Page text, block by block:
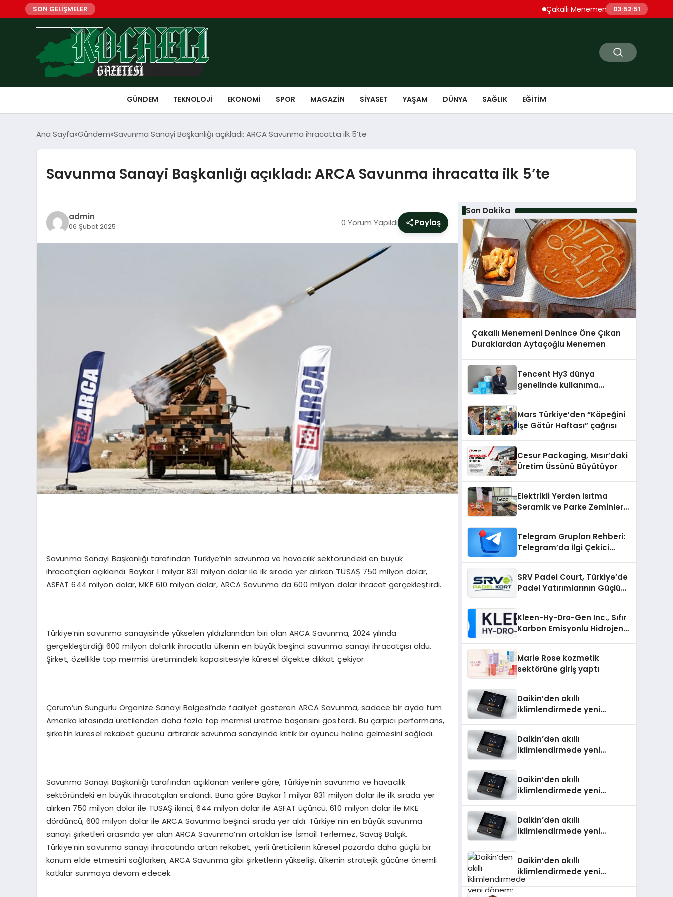
SON GELİŞMELER Çakallı Menemeni Denince Öne Çıkan
03:52:52
GÜNDEM TEKNOLOJI EKONOMI SPOR MAGAZIN SIYASET YAŞAM DÜNYA SAĞLIK EĞITIM
Ana Sayfa Gündem Savunma Sanayi Başkanlığı açıkladı: ARCA Savunma ihracatta ilk 5’te
Savunma Sanayi Başkanlığı açıkladı: ARCA Savunma ihracatta ilk 5’te
admin
06 Şubat 2025 0 Yorum Yapıldı Paylaş
Savunma Sanayi Başkanlığı tarafından Türkiye’nin savunma ve havacılık sektöründeki en büyük
ihracatçıları açıklandı. Baykar 1 milyar 831 milyon dolar ile ilk sırada yer alırken TUSAŞ 750 milyon dolar,
ASFAT 644 milyon dolar, MKE 610 milyon dolar, ARCA Savunma da 600 milyon dolar ihracat gerçekleştirdi.
Türkiye’nin savunma sanayisinde yükselen yıldızlarından biri olan ARCA Savunma, 2024 yılında
gerçekleştirdiği 600 milyon dolarlık ihracatla ülkenin en büyük beşinci savunma sanayi ihracatçısı oldu.
Şirket, özellikle top mermisi üretimindeki kapasitesiyle küresel ölçekte dikkat çekiyor.
Çorum’un Sungurlu Organize Sanayi Bölgesi’nde faaliyet gösteren ARCA Savunma, sadece bir ayda tüm
Amerika kıtasında üretilenden daha fazla top mermisi üretme başarısını gösterdi. Bu çarpıcı performans,
şirketin küresel rekabet gücünü artırarak savunma sanayinde kritik bir oyuncu haline gelmesini sağladı.
Savunma Sanayi Başkanlığı tarafından açıklanan verilere göre, Türkiye’nin savunma ve havacılık
sektöründeki en büyük ihracatçıları sıralandı. Buna göre Baykar 1 milyar 831 milyon dolar ile ilk sırada yer
alırken 750 milyon dolar ile TUSAŞ ikinci, 644 milyon dolar ile ASFAT üçüncü, 610 milyon dolar ile MKE
dördüncü, 600 milyon dolar ile ARCA Savunma beşinci sırada yer aldı. Türkiye’nin en büyük savunma
sanayi şirketleri arasında yer alan ARCA Savunma’nın ortakları ise İsmail Terlemez, Savaş Balçık.
Türkiye’nin savunma sanayi ihracatında artan rekabet, yerli üreticilerin küresel pazarda daha güçlü bir
konum elde etmesini sağlarken, ARCA Savunma gibi şirketlerin yükselişi, ülkenin stratejik gücüne önemli
katkılar sunmaya devam edecek.
Son Dakika
Çakallı Menemeni Denince Öne Çıkan
Duraklardan Aytaçoğlu Menemen
Tencent Hy3 dünya
genelinde kullanıma
Mars Türkiye’den “Köpeğini
İşe Götür Haftası” çağrısı
Cesur Packaging, Mısır’daki
Üretim Üssünü Büyütüyor
Elektrikli Yerden Isıtma
Seramik ve Parke Zeminler
Telegram Grupları Rehberi:
Telegram’da İlgi Çekici
SRV Padel Court, Türkiye’de
Padel Yatırımlarının Güçlü
Kleen-Hy-Dro-Gen Inc., Sıfır
Karbon Emisyonlu Hidrojen
Aldı
Marie Rose kozmetik
sektörüne giriş yaptı
Daikin’den akıllı
iklimlendirmede yeni
Daikin’den akıllı
iklimlendirmede yeni
Daikin’den akıllı
iklimlendirmede yeni
Daikin’den akıllı
iklimlendirmede yeni
Daikin’den akıllı
iklimlendirmede yeni
dönem: Madoka Plus